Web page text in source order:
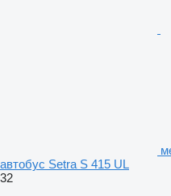
автобус Setra S 415 UL
32